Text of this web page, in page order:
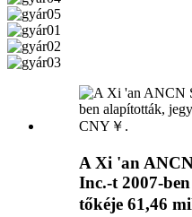
A Xi 'an
Inc.-t 2007-
tőkéje 61,46